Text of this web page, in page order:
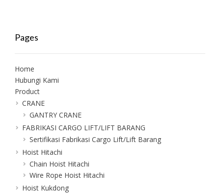
Pages
Home
Hubungi Kami
Product
CRANE
GANTRY CRANE
FABRIKASI CARGO LIFT/LIFT BARANG
Sertifikasi Fabrikasi Cargo Lift/Lift Barang
Hoist Hitachi
Chain Hoist Hitachi
Wire Rope Hoist Hitachi
Hoist Kukdong